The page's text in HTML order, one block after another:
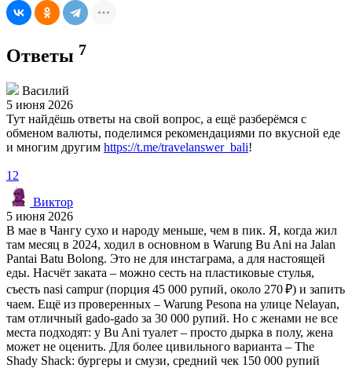
Ответы 7
Василий
5 июня 2026
Тут найдёшь ответы на свой вопрос, а ещё разберёмся с
обменом валюты, поделимся рекомендациями по вкусной еде
и многим другим https://t.me/travelanswer_bali!
12
Виктор
5 июня 2026
В мае в Чангу сухо и народу меньше, чем в пик. Я, когда жил
там месяц в 2024, ходил в основном в Warung Bu Ani на Jalan
Pantai Batu Bolong. Это не для инстаграма, а для настоящей
еды. Насчёт заката – можно сесть на пластиковые стулья,
съесть nasi campur (порция 45 000 рупий, около 270 ₽) и запить
чаем. Ещё из проверенных – Warung Pesona на улице Nelayan,
там отличный gado-gado за 30 000 рупий. Но с женами не все
места подходят: у Bu Ani туалет – просто дырка в полу, жена
может не оценить. Для более цивильного варианта – The
Shady Shack: бургеры и смузи, средний чек 150 000 рупий